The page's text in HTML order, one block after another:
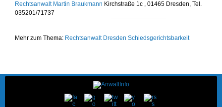
Rechtsanwalt Martin Braukmann Kirchstraße 1c , 01465 Dresden, Tel.
035201/71737
Mehr zum Thema: Rechtsanwalt Dresden Schiedsgerichtsbarkeit